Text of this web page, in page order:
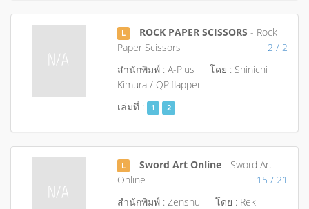
L ROCK PAPER SCISSORS - Rock
Paper Scissors
2 / 2
สำนักพิมพ์ : A-Plus
โดย : Shinichi
Kimura / QP:flapper
เล่มที่ :
1 2
L Sword Art Online - Sword Art
Online
15 / 21
สำนักพิมพ์ : Zenshu
โดย : Reki